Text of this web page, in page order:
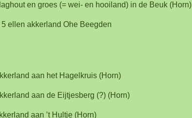
en groes (= wei- en hooiland) in de Beuk (Horn)
ellen akkerland Ohe Beegden
aan het Hagelkruis (Horn)
aan de Eijtjesberg (?) (Horn)
aan ’t Hultje (Horn)